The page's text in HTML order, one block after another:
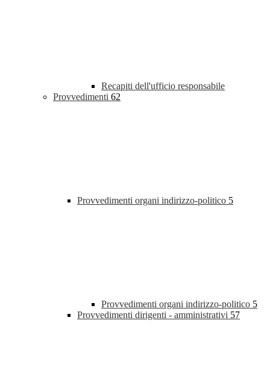
Recapiti dell'ufficio responsabile
Provvedimenti 62
Provvedimenti organi indirizzo-politico 5
Provvedimenti organi indirizzo-politico 5
Provvedimenti dirigenti - amministrativi 57